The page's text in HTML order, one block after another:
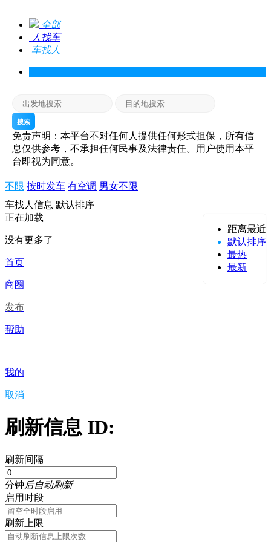
全部
人找车
车找人
搜索
免责声明：本平台不对任何人提供任何形式担保，所有信
息仅供参考，不承担任何民事及法律责任。用户使用本平
台即视为同意。
不限 按时发车 有空调 男女不限
车找人信息 默认排序
距离最近
默认排序
最热
最新
正在加载
没有更多了
首页
商圈
发布
帮助
我的
取消
刷新信息 ID:
刷新间隔
分钟后自动刷新
启用时段
刷新上限